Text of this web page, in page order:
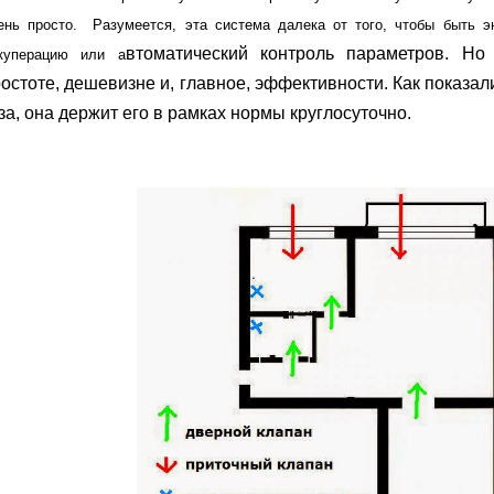
просто. Разумеется, эта система далека от того, чтобы быть
или автоматический контроль параметров.
дешевизне и, главное, эффективности. Как
она держит его в рамках нормы круглосуточно.